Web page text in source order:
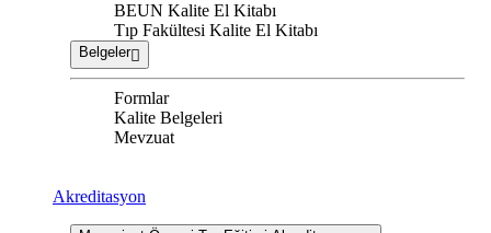
BEUN Kalite El Kitabı
Tıp Fakültesi Kalite El Kitabı
Belgeler
Formlar
Kalite Belgeleri
Mevzuat
Akreditasyon